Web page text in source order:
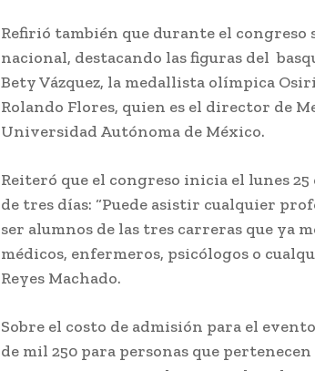
Refirió también que durante el congreso
nacional, destacando las figuras del
Bety Vázquez, la medallista olímpica
Rolando Flores, quien es el director de
Universidad Autónoma de México.
Reiteró que el congreso inicia el lunes
de tres días: “Puede asistir cualquier
ser alumnos de las tres carreras que ya
médicos, enfermeros, psicólogos o
Reyes Machado.
Sobre el costo de admisión para el
de mil 250 para personas que